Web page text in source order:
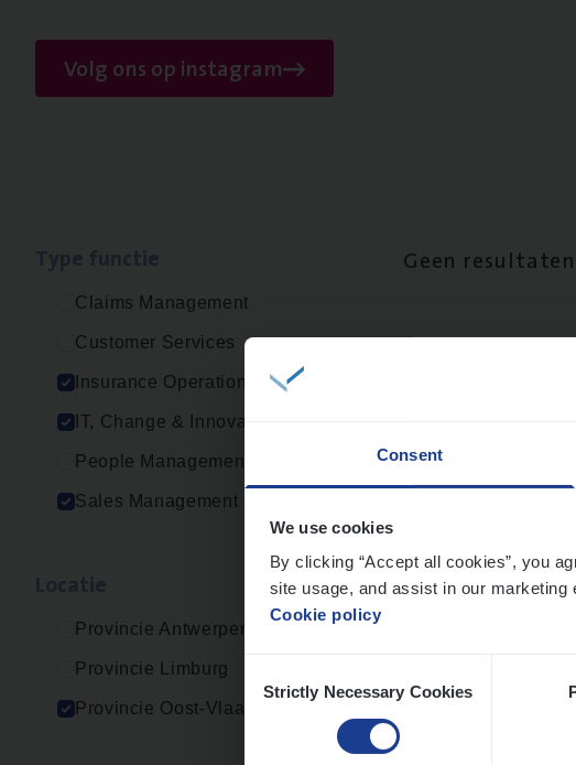
Consent
We use cookies
By clicking “Accept all cookies”, you
site usage, and assist in our marketing
Cookie policy
Selection
Strictly Necessary Cookies
Volg ons op instagram
Claims Management
Customer Services
Insurance Operations
IT, Change & Innovation
People Management
Sales Management
Provincie Antwerpen
Provincie Limburg
Provincie Oost-Vlaanderen
Geen resultaten